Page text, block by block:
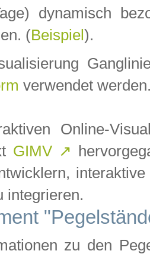
dynamisch
(Beispiel ).
verwendet
Online-
GIMV ↗
integrieren.
zu den